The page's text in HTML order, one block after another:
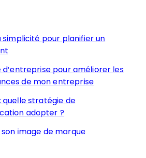
simplicité pour planifier un
d’entreprise pour améliorer les
de mon entreprise
quelle stratégie de
adopter ?
image de marque